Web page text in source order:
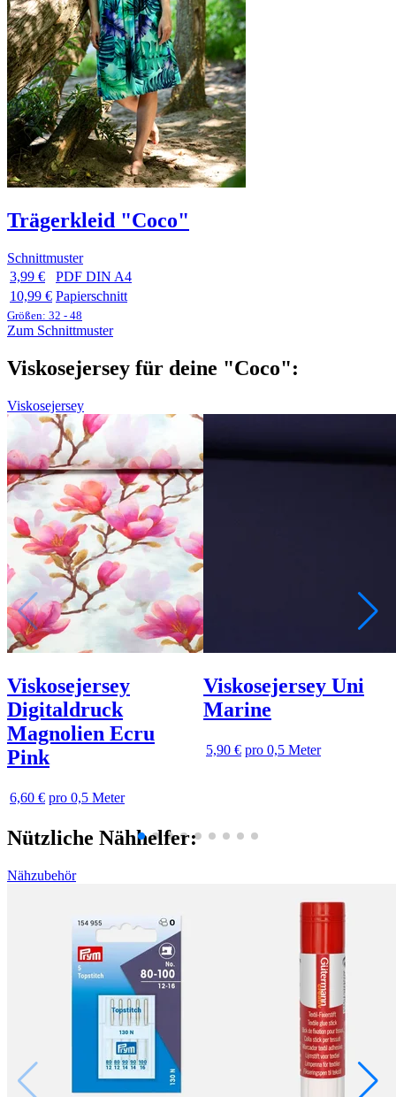
Trägerkleid "Coco"
Schnittmuster
3,99 €
PDF DIN A4
10,99 € Papierschnitt
Größen: 32 - 48
Zum Schnittmuster
Viskosejersey für deine "Coco":
Viskosejersey
Viskosejersey
Digitaldruck
Magnolien Ecru
Pink
6,60 € pro 0,5 Meter
Viskosejersey Uni
Marine
5,90 € pro 0,5 Meter
Nützliche Nähhelfer:
Nähzubehör